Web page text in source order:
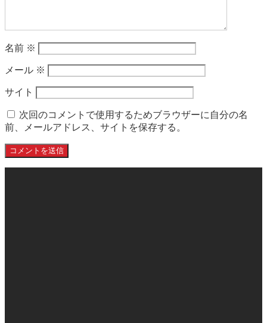
名前 ※
メール ※
サイト
次回のコメントで使用するためブラウザーに自分の名
前、メールアドレス、サイトを保存する。